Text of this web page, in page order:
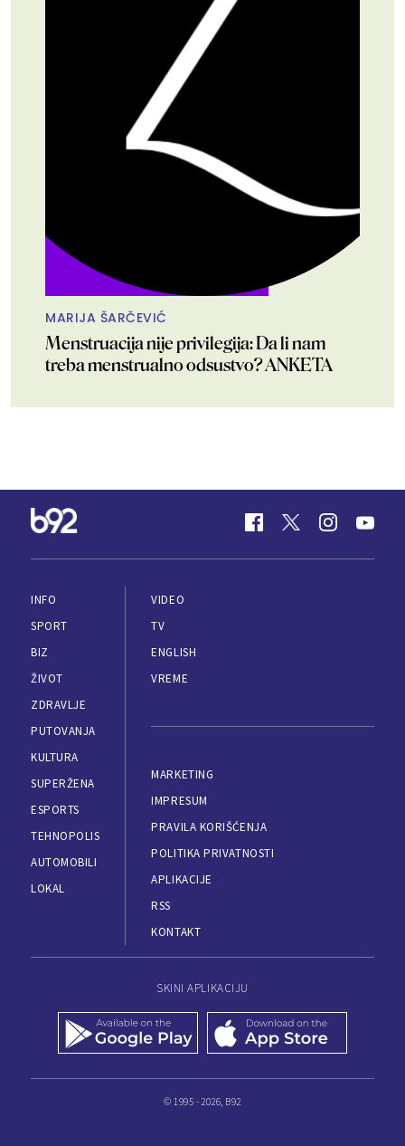
MARIJA ŠARČEVIĆ
Menstruacija nije privilegija: Da li nam
treba menstrualno odsustvo? ANKETA
INFO
SPORT
BIZ
ŽIVOT
ZDRAVLJE
PUTOVANJA
KULTURA
SUPERŽENA
ESPORTS
TEHNOPOLIS
AUTOMOBILI
LOKAL
VIDEO
TV
ENGLISH
VREME
MARKETING
IMPRESUM
PRAVILA KORIŠĆENJA
POLITIKA PRIVATNOSTI
APLIKACIJE
RSS
KONTAKT
SKINI APLIKACIJU
© 1995 - 2026, B92